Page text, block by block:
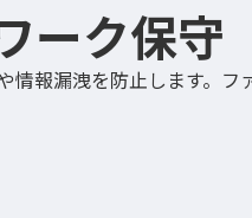
ーク保守
情報漏洩を防止します。